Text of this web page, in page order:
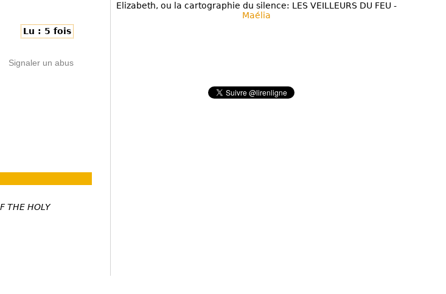
Lu : 5 fois
Signaler un abus
THE HOLY
Elizabeth, ou la cartographie du silence: LES VEILLEURS DU FEU -
Maélia